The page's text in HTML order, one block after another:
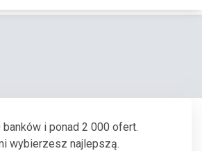
banków i ponad 2 000 ofert.
wybierzesz najlepszą.